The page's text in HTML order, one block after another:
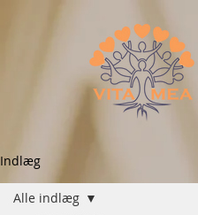
Indlæg
Alle indlæg